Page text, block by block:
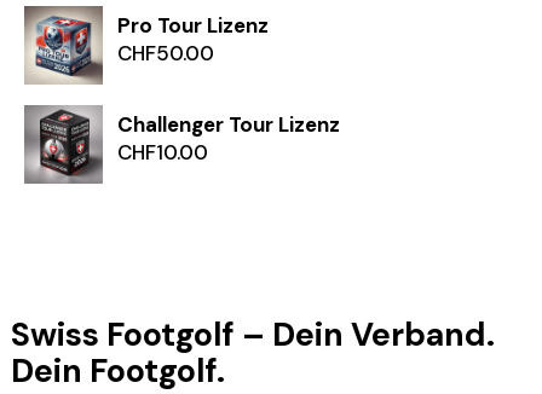
Pro Tour Lizenz
CHF50.00
Challenger Tour Lizenz
CHF10.00
Swiss Footgolf – Dein Verband.
Dein Footgolf.